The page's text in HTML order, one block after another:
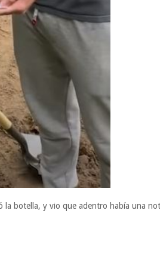
botella, y vio que adentro había una